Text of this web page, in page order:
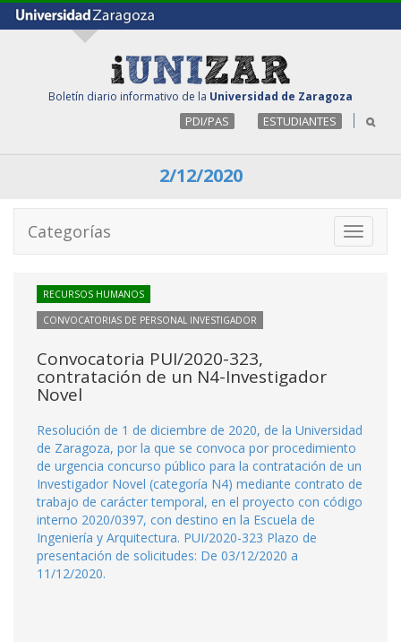
Boletín diario informativo de la Universidad de Zaragoza
PDI/PAS ESTUDIANTES
2/12/2020
Toggle
Categorías
RECURSOS HUMANOS
CONVOCATORIAS DE PERSONAL INVESTIGADOR
Convocatoria PUI/2020-323,
contratación de un N4-Investigador
Novel
Resolución de 1 de diciembre de 2020, de la Universidad
de Zaragoza, por la que se convoca por procedimiento
de urgencia concurso público para la contratación de un
Investigador Novel (categoría N4) mediante contrato de
trabajo de carácter temporal, en el proyecto con código
interno 2020/0397, con destino en la Escuela de
Ingeniería y Arquitectura. PUI/2020-323 Plazo de
presentación de solicitudes: De 03/12/2020 a
11/12/2020.